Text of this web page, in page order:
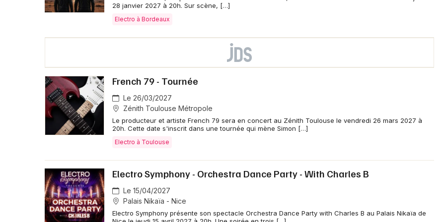
28 janvier 2027 à 20h. Sur scène, […]
Electro à Bordeaux
French 79 - Tournée
Le 26/03/2027
Zénith Toulouse Métropole
Le producteur et artiste French 79 sera en concert au Zénith Toulouse le vendredi 26 mars 2027 à
20h. Cette date s'inscrit dans une tournée qui mène Simon […]
Electro à Toulouse
Electro Symphony - Orchestra Dance Party - With Charles B
Le 15/04/2027
Palais Nikaïa - Nice
Electro Symphony présente son spectacle Orchestra Dance Party with Charles B au Palais Nikaïa de